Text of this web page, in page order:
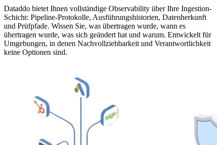
Dataddo bietet Ihnen vollständige Observability über Ihre Ingestion-
Schicht: Pipeline-Protokolle, Ausführungshistorien, Datenherkunft
und Prüfpfade. Wissen Sie, was übertragen wurde, wann es
übertragen wurde, was sich geändert hat und warum. Entwickelt für
Umgebungen, in denen Nachvollziehbarkeit und Verantwortlichkeit
keine Optionen sind.